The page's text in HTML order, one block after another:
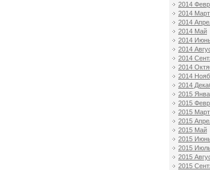
2014
2014 Март
2014
2014 Май
2014
2014
2014
2014
2014
2014
2015
2015
2015 Март
2015
2015 Май
2015
2015
2015
2015